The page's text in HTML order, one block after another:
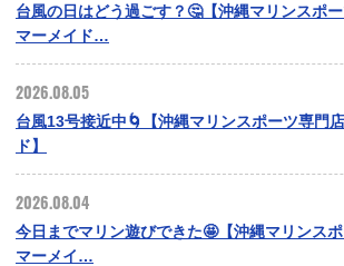
台風の日はどう過ごす？🤔【沖縄マリンスポ
マーメイド…
2026.08.05
台風13号接近中🌀【沖縄マリンスポーツ専門
ド】
2026.08.04
今日までマリン遊びできた🤩【沖縄マリンス
マーメイ…